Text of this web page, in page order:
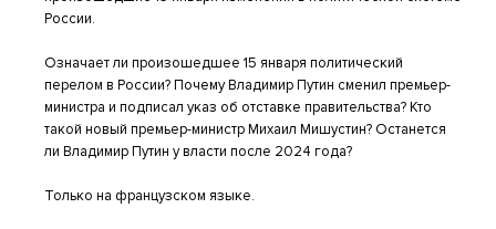
России.
Означает ли произошедшее 15 января политический
перелом в России? Почему Владимир Путин сменил премьер-
министра и подписал указ об отставке правительства? Кто
такой новый премьер-министр Михаил Мишустин? Останется
ли Владимир Путин у власти после 2024 года?
Только на французском языке.